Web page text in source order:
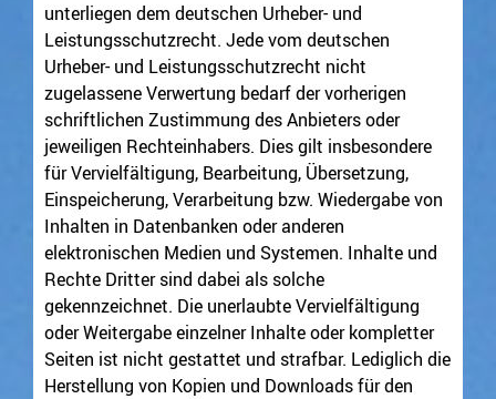
unterliegen dem deutschen Urheber- und
Leistungsschutzrecht. Jede vom deutschen
Urheber- und Leistungsschutzrecht nicht
zugelassene Verwertung bedarf der vorherigen
schriftlichen Zustimmung des Anbieters oder
jeweiligen Rechteinhabers. Dies gilt insbesondere
für Vervielfältigung, Bearbeitung, Übersetzung,
Einspeicherung, Verarbeitung bzw. Wiedergabe von
Inhalten in Datenbanken oder anderen
elektronischen Medien und Systemen. Inhalte und
Rechte Dritter sind dabei als solche
gekennzeichnet. Die unerlaubte Vervielfältigung
oder Weitergabe einzelner Inhalte oder kompletter
Seiten ist nicht gestattet und strafbar. Lediglich die
Herstellung von Kopien und Downloads für den